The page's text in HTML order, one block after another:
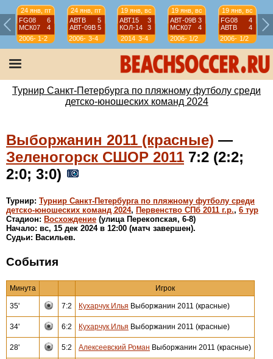
24 янв, пт
FG08
6
МСК07
4
2006-
07
1-2
24 янв, пт
АВТВ
5
АВТ-09B 5
2006-
07
3-4
19 янв, вс
АВТ15
3
КОЛ-14
3
2014 3-4
19 янв, вс
АВТ-09B 3
МСК07
4
2006-
07
1/2
19 янв, вс
FG08
4
АВТВ
4
2006-
07
1/2
Турнир Санкт-Петербурга по пляжному футболу среди
детско-юношеских команд 2024
Выборжанин 2011 (красные) —
Зеленогорск СШОР 2011 7:2 (2:2;
2:0; 3:0)
Турнир: Турнир Санкт-Петербурга по пляжному футболу среди
детско-юношеских команд 2024, Первенство СПб 2011 г.р., 6 тур
Стадион: Восхождение (улица Перекопская, 6-8)
Начало: вс, 15 дек 2024 в 12:00 (матч завершен).
Судьи: Васильев.
События
Минута Игрок
35' 7:2 Кухарчук Илья Выборжанин 2011 (красные)
34' 6:2 Кухарчук Илья Выборжанин 2011 (красные)
28' 5:2 Алексеевский Роман Выборжанин 2011 (красные)